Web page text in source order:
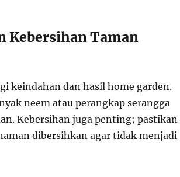
Kebersihan Taman
keindahan dan hasil home garden.
neem atau perangkap serangga
Kebersihan juga penting; pastikan
dibersihkan agar tidak menjadi